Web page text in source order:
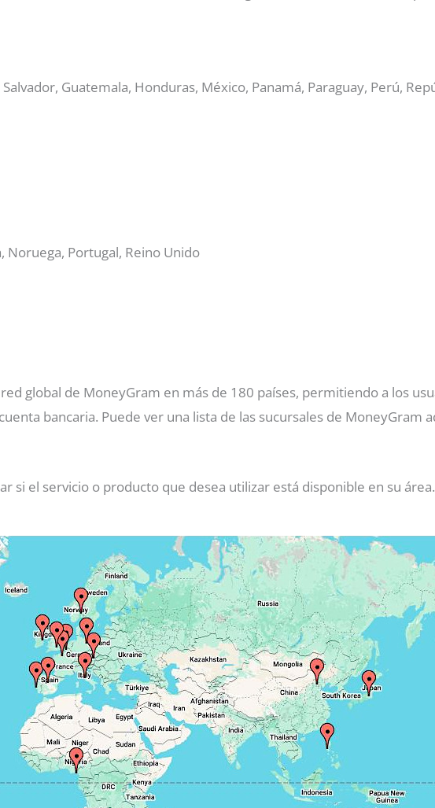
Guatemala, Honduras, México, Panamá, Paraguay, Perú,
Noruega, Portugal, Reino Unido
global de MoneyGram en más de 180 países, permitiendo a los
bancaria. Puede ver una lista de las sucursales de MoneyGram
si el servicio o producto que desea utilizar está disponible en su área.